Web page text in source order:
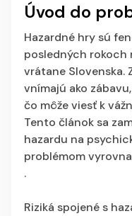
Úvod do
Hazardné hry sú
posledných rokoch
vrátane Slovenska.
vnímajú ako
čo môže viesť k
Tento článok sa
hazardu na
problémom
.
Riziká spojené s